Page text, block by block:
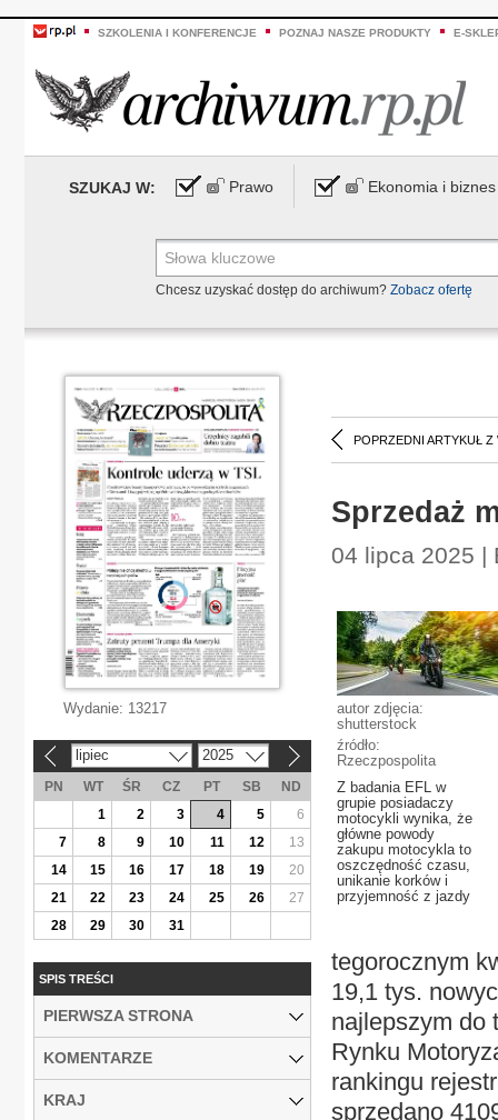
SZKOLENIA I KONFERENCJE POZNAJ NASZE PRODUKTY E-
SZUKAJ W: Prawo Ekonomia i biznes
Chcesz uzyskać dostęp do archiwum? Zobacz ofertę
POPRZEDNI ARTYKUŁ Z
Sprzedaż
04 lipca 2025 |
autor zdjęcia:
shutterstock
źródło:
Rzeczpospolita
Z badania EFL w
grupie posiadaczy
motocykli wynika, że
główne powody
zakupu motocykla to
oszczędność czasu,
unikanie korków i
przyjemność z jazdy
tegorocznym
19,1 tys.
najlepszym do
Rynku
rankingu
sprzedano
Wydanie: 13217
lipiec 2025
PN WT ŚR CZ PT SB
ND
1
2 3 4 5
6
7
8 9 10 11 12
13
14
15 16 17 18 19
20
21
22 23 24 25 26
27
28
29 30 31
SPIS TREŚCI
PIERWSZA STRONA
KOMENTARZE
KRAJ